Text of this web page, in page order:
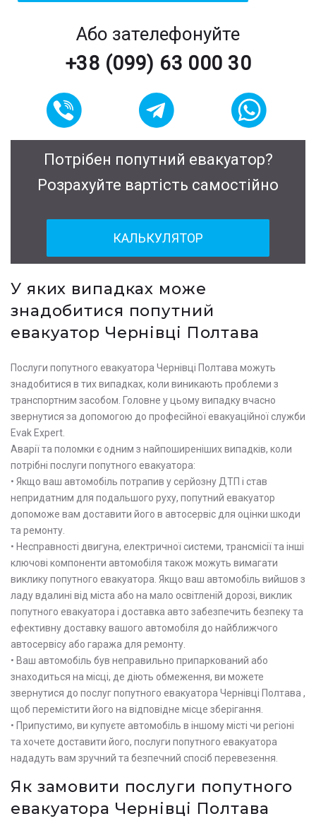
Або зателефонуйте
+38 (099) 63 000 30
Потрібен попутний евакуатор?
Розрахуйте вартість самостійно
КАЛЬКУЛЯТОР
У яких випадках може
знадобитися попутний
евакуатор Чернівці Полтава
Послуги попутного евакуатора Чернівці Полтава можуть
знадобитися в тих випадках, коли виникають проблеми з
транспортним засобом. Головне у цьому випадку вчасно
звернутися за допомогою до професійної евакуаційної служби
Evak Expert.
Аварії та поломки є одним з найпоширеніших випадків, коли
потрібні послуги попутного евакуатора:
• Якщо ваш автомобіль потрапив у серйозну ДТП і став
непридатним для подальшого руху, попутний евакуатор
допоможе вам доставити його в автосервіс для оцінки шкоди
та ремонту.
• Несправності двигуна, електричної системи, трансмісії та інші
ключові компоненти автомобіля також можуть вимагати
виклику попутного евакуатора. Якщо ваш автомобіль вийшов з
ладу вдалині від міста або на мало освітленій дорозі, виклик
попутного евакуатора і доставка авто забезпечить безпеку та
ефективну доставку вашого автомобіля до найближчого
автосервісу або гаража для ремонту.
• Ваш автомобіль був неправильно припаркований або
знаходиться на місці, де діють обмеження, ви можете
звернутися до послуг попутного евакуатора Чернівці Полтава ,
щоб перемістити його на відповідне місце зберігання.
• Припустимо, ви купуєте автомобіль в іншому місті чи регіоні
та хочете доставити його, послуги попутного евакуатора
нададуть вам зручний та безпечний спосіб перевезення.
Як замовити послуги попутного
евакуатора Чернівці Полтава